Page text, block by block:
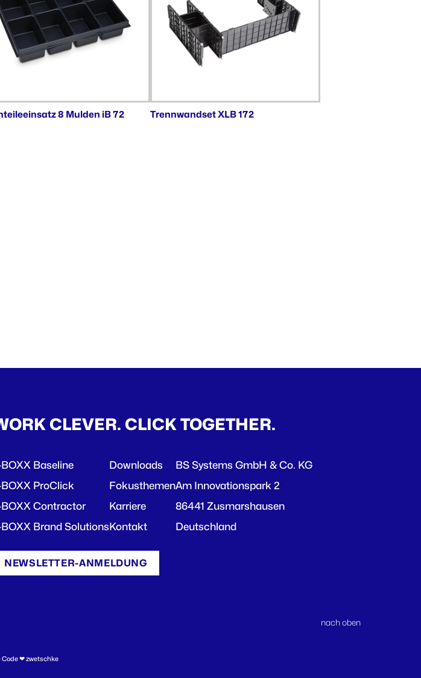
8 Mulden iB 72 Trennwandset XLB 172
CLEVER. CLICK TOGETHER.
BOXX Baseline
BOXX ProClick
BOXX Contractor
BOXX Brand Solutions
Downloads
Fokusthemen
Karriere
Kontakt
BS Systems GmbH & Co. KG
Am Innovationspark 2
86441 Zusmarshausen
Deutschland
NEWSLETTER-ANMELDUNG
nach oben
Code ❤zwetschke